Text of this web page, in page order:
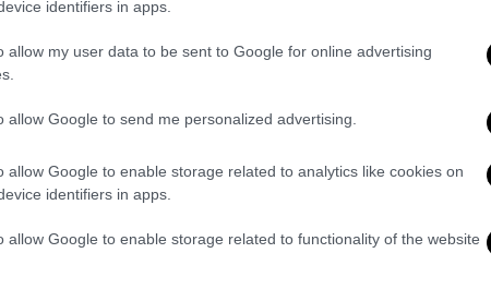
identifiers in apps.
allow my user data to be sent to Google for online advertising
allow Google to send me personalized advertising.
allow Google to enable storage related to analytics like cookies on
identifiers in apps.
allow Google to enable storage related to functionality of the website
video